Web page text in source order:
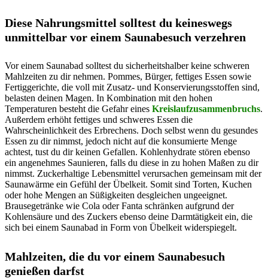
Diese Nahrungsmittel solltest du keineswegs
unmittelbar vor einem Saunabesuch verzehren
Vor einem Saunabad solltest du sicherheitshalber keine schweren
Mahlzeiten zu dir nehmen. Pommes, Bürger, fettiges Essen sowie
Fertiggerichte, die voll mit Zusatz- und Konservierungsstoffen sind,
belasten deinen Magen. In Kombination mit den hohen
Temperaturen besteht die Gefahr eines Kreislaufzusammenbruchs.
Außerdem erhöht fettiges und schweres Essen die
Wahrscheinlichkeit des Erbrechens. Doch selbst wenn du gesundes
Essen zu dir nimmst, jedoch nicht auf die konsumierte Menge
achtest, tust du dir keinen Gefallen. Kohlenhydrate stören ebenso
ein angenehmes Saunieren, falls du diese in zu hohen Maßen zu dir
nimmst. Zuckerhaltige Lebensmittel verursachen gemeinsam mit der
Saunawärme ein Gefühl der Übelkeit. Somit sind Torten, Kuchen
oder hohe Mengen an Süßigkeiten desgleichen ungeeignet.
Brausegetränke wie Cola oder Fanta schränken aufgrund der
Kohlensäure und des Zuckers ebenso deine Darmtätigkeit ein, die
sich bei einem Saunabad in Form von Übelkeit widerspiegelt.
Mahlzeiten, die du vor einem Saunabesuch
genießen darfst